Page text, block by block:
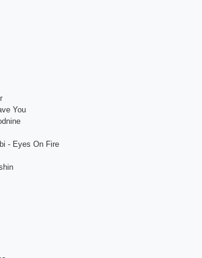
You
- Еyеs On Firе